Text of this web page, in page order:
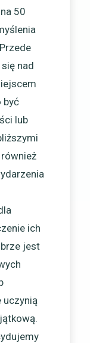
50
nad
być
lub
ich
jest
uczynią